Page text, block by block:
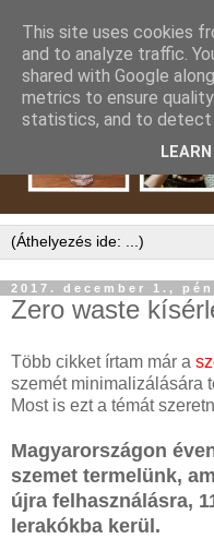
2017. december 1.,
Zero waste
Több cikket írtam már a
szemét minimalizálására
Most is ezt a témát
Magyarországon
szemet termelünk,
újra felhasználásra,
lerakókba kerül.
This site uses cookies
and to analyze traffic.
shared with Google
metrics to ensure
statistics, and to detect